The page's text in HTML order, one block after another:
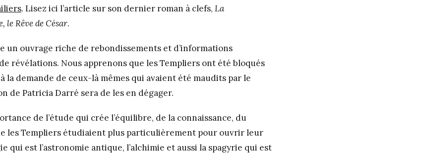
. Lisez ici l’article sur son dernier roman à clefs, La
le Rêve de César.
un ouvrage riche de rebondissements et d’informations
révélations. Nous apprenons que les Templiers ont été bloqués
à la demande de ceux-là mêmes qui avaient été maudits par le
de Patricia Darré sera de les en dégager.
de l’étude qui crée l’équilibre, de la connaissance, du
les Templiers étudiaient plus particulièrement pour ouvrir leur
qui est l’astronomie antique, l’alchimie et aussi la spagyrie qui est